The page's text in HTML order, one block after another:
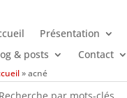
Présentation
& posts
Contact
»acné